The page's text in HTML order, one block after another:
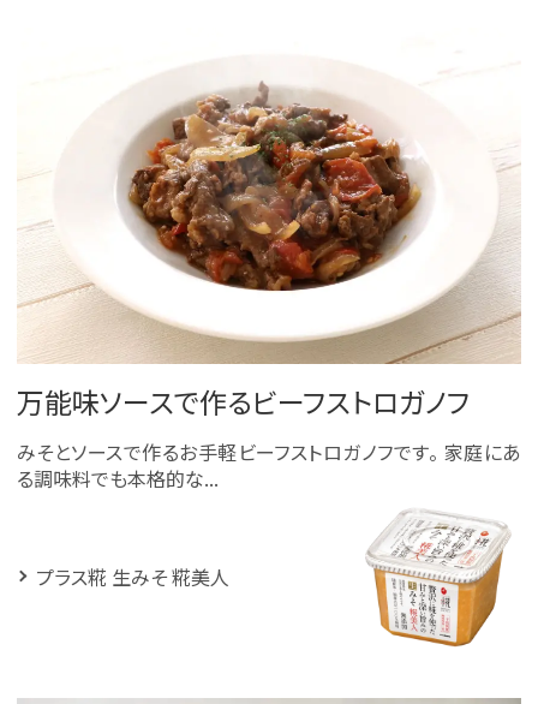
万能味ソースで作るビーフストロガノフ
みそとソースで作るお手軽ビーフストロガノフです。 家庭にあ
る調味料でも本格的な...
プラス糀 生みそ 糀美人